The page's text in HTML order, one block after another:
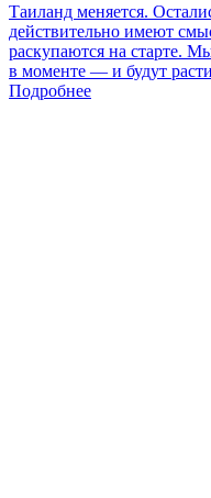
Таиланд меняется.
действительно имеют
раскупаются на старте.
в моменте — и будут
Подробнее